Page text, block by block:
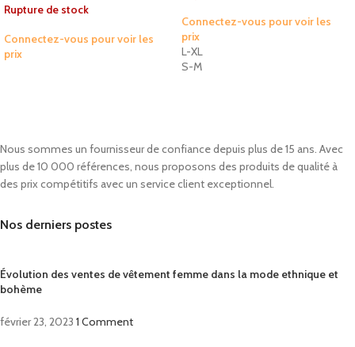
Rupture de stock
Connectez-vous pour voir les
prix
Connectez-vous pour voir les
prix
L-XL
S-M
Nous sommes un fournisseur de confiance depuis plus de 15 ans. Avec
plus de 10 000 références, nous proposons des produits de qualité à
des prix compétitifs avec un service client exceptionnel.
Nos derniers postes
Évolution des ventes de vêtement femme dans la mode ethnique et
bohème
février 23, 2023 1 Comment